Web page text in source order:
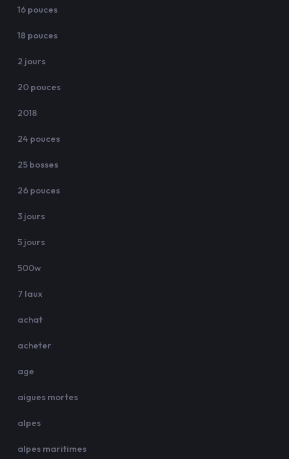
16 pouces
18 pouces
2 jours
20 pouces
2018
24 pouces
25 bosses
26 pouces
3 jours
5 jours
500w
7 laux
achat
acheter
age
aigues mortes
alpes
alpes maritimes